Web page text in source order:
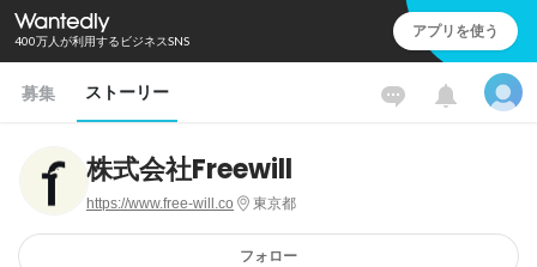
400万人が利用するビジネスSNS アプリを使う
募集 ストーリー
株式会社Freewill
https://www.free-will.co 東京都
フォロー